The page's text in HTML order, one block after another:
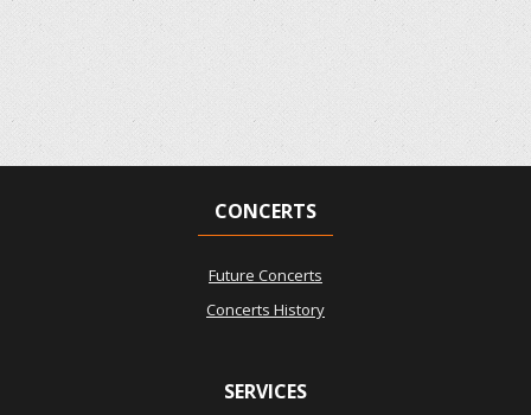
CONCERTS
Future Concerts
Concerts History
SERVICES